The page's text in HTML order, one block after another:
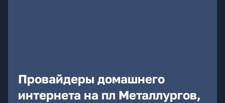
Провайдеры домашнего
интернета на пл Металлургов,